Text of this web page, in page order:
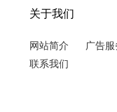
关于我们
网站简介
广告服
联系我们